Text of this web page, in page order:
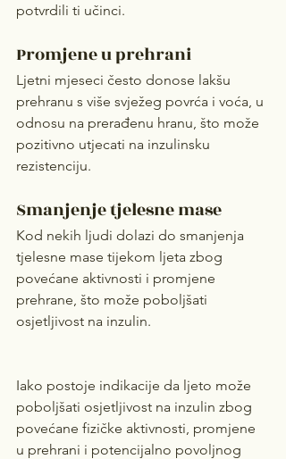
potvrdili ti učinci.
Promjene u prehrani
Ljetni mjeseci često donose lakšu
prehranu s više svježeg povrća i voća, u
odnosu na prerađenu hranu, što može
pozitivno utjecati na inzulinsku
rezistenciju.
Smanjenje tjelesne mase
Kod nekih ljudi dolazi do smanjenja
tjelesne mase tijekom ljeta zbog
povećane aktivnosti i promjene
prehrane, što može poboljšati
osjetljivost na inzulin.
Iako postoje indikacije da ljeto može
poboljšati osjetljivost na inzulin zbog
povećane fizičke aktivnosti, promjene
u prehrani i potencijalno povoljnog